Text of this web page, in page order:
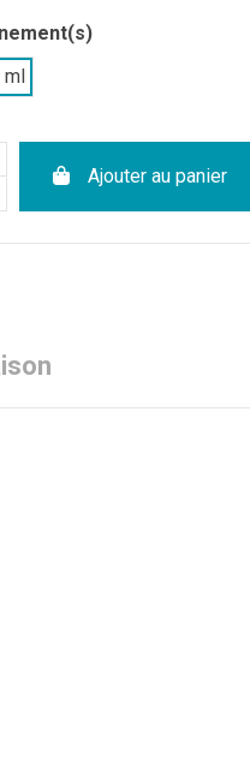
ml
Ajouter au panier